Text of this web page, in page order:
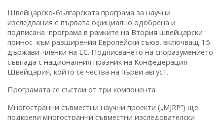
Швейцарско-българската програма за научни
изследвания е първата официално одобрена и
подписана програма в рамките на Втория швейцарски
принос към разширения Европейски съюз, включващ 15
държави-членки на ЕС. Подписването на споразумението
съвпада с националния празник на Конфедерация
Швейцария, който се чества на първи август.
Програмата се състои от три компонента:
Многостранни съвместни научни проекти („MJRP”) ще
подкрепи многостранни съвместни изследователски